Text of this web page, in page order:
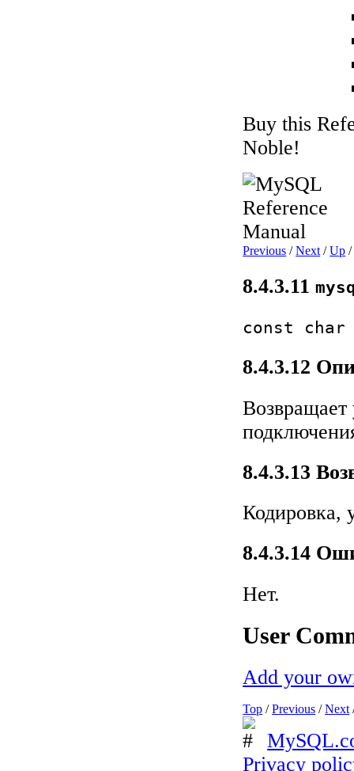
Buy this
Noble!
Previous /Next /Up
8.4.3.11
const char
8.4.3.12
Возвращает
8.4.3.13
Кодировка,
8.4.3.14
Нет.
User
Add your
Top /Previous /Next
Privacy